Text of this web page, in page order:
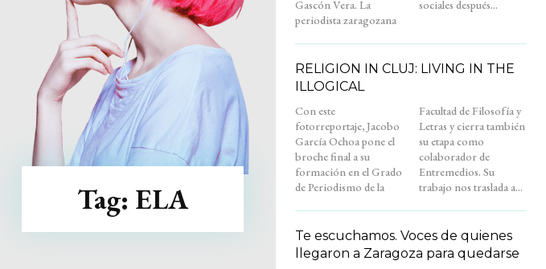
Tag: ELA
Gascón Vera. La
periodista zaragozana
sociales después...
RELIGION IN CLUJ: LIVING IN THE
ILLOGICAL
Con este
fotorreportaje, Jacobo
García Ochoa pone el
broche final a su
formación en el Grado
de Periodismo de la
Facultad de Filosofía y
Letras y cierra también
su etapa como
colaborador de
Entremedios. Su
trabajo nos traslada a...
Te escuchamos. Voces de quienes
llegaron a Zaragoza para quedarse